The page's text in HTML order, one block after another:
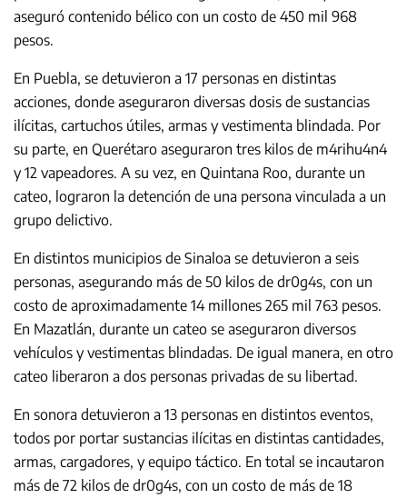
aseguró contenido bélico con un costo de 450 mil 968
pesos.
En Puebla, se detuvieron a 17 personas en distintas
acciones, donde aseguraron diversas dosis de sustancias
ilícitas, cartuchos útiles, armas y vestimenta blindada. Por
su parte, en Querétaro aseguraron tres kilos de m4rihu4n4
y 12 vapeadores. A su vez, en Quintana Roo, durante un
cateo, lograron la detención de una persona vinculada a un
grupo delictivo.
En distintos municipios de Sinaloa se detuvieron a seis
personas, asegurando más de 50 kilos de dr0g4s, con un
costo de aproximadamente 14 millones 265 mil 763 pesos.
En Mazatlán, durante un cateo se aseguraron diversos
vehículos y vestimentas blindadas. De igual manera, en otro
cateo liberaron a dos personas privadas de su libertad.
En sonora detuvieron a 13 personas en distintos eventos,
todos por portar sustancias ilícitas en distintas cantidades,
armas, cargadores, y equipo táctico. En total se incautaron
más de 72 kilos de dr0g4s, con un costo de más de 18